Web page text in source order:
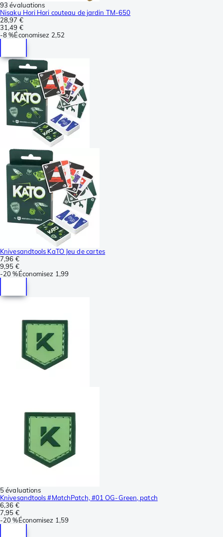
93 évaluations
Nisaku Hori Hori couteau de jardin TM-650
28,97 €
31,49 €
-8 %Économisez 2,52
Knivesandtools KaTO Jeu de cartes
7,96 €
9,95 €
-20 %Économisez 1,99
5 évaluations
Knivesandtools #MatchPatch, #01 OG-Green, patch
6,36 €
7,95 €
-20 %Économisez 1,59